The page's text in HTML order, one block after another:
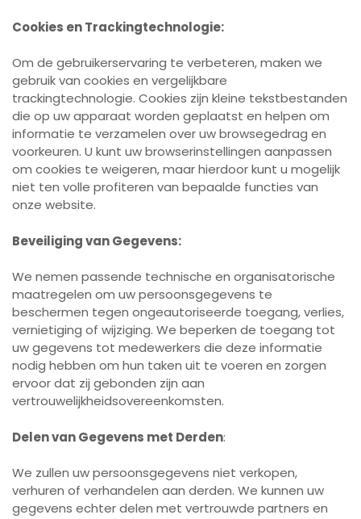
Cookies en Trackingtechnologie:
Om de gebruikerservaring te verbeteren, maken we
gebruik van cookies en vergelijkbare
trackingtechnologie. Cookies zijn kleine tekstbestanden
die op uw apparaat worden geplaatst en helpen om
informatie te verzamelen over uw browsegedrag en
voorkeuren. U kunt uw browserinstellingen aanpassen
om cookies te weigeren, maar hierdoor kunt u mogelijk
niet ten volle profiteren van bepaalde functies van
onze website.
Beveiliging van Gegevens:
We nemen passende technische en organisatorische
maatregelen om uw persoonsgegevens te
beschermen tegen ongeautoriseerde toegang, verlies,
vernietiging of wijziging. We beperken de toegang tot
uw gegevens tot medewerkers die deze informatie
nodig hebben om hun taken uit te voeren en zorgen
ervoor dat zij gebonden zijn aan
vertrouwelijkheidsovereenkomsten.
Delen van Gegevens met Derden:
We zullen uw persoonsgegevens niet verkopen,
verhuren of verhandelen aan derden. We kunnen uw
gegevens echter delen met vertrouwde partners en